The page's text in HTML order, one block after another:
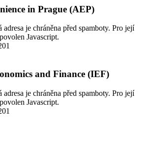
in Prague (AEP)
adresa je chráněna před spamboty. Pro její
Javascript.
and Finance (IEF)
adresa je chráněna před spamboty. Pro její
Javascript.